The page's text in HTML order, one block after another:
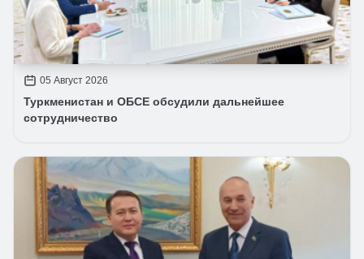
05 Август 2026
Туркменистан и ОБСЕ обсудили дальнейшее
сотрудничество